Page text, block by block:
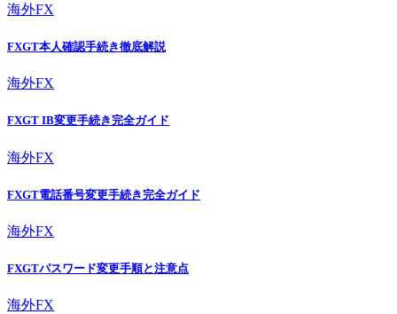
海外FX
FXGT本人確認手続き徹底解説
海外FX
FXGT IB変更手続き完全ガイド
海外FX
FXGT電話番号変更手続き完全ガイド
海外FX
FXGTパスワード変更手順と注意点
海外FX